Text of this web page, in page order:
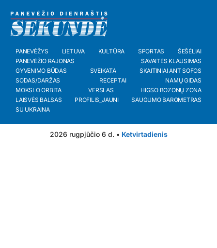
PANEVĖŽYS LIETUVA KULTŪRA SPORTAS
ŠEŠĖLIAI
PANEVĖŽIO RAJONAS
SAVAITĖS KLAUSIMAS
GYVENIMO BŪDAS
SVEIKATA
SKAITINIAI ANT SOFOS
SODAS/DARŽAS
RECEPTAI
NAMŲ GIDAS
MOKSLO ORBITA
VERSLAS
HIGSO BOZONŲ ZONA
LAISVĖS BALSAS
PROFILIS_JAUNI
SAUGUMO BAROMETRAS
SU UKRAINA
2026 rugpjūčio 6 d. • Ketvirtadienis